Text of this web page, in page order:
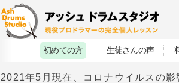
初めての方 生徒さんの声
2021年5月現在、コロナウイルスの影